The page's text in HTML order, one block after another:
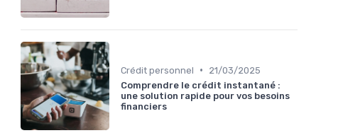
Crédit personnel •
21/03/2025
Comprendre le crédit instantané :
une solution rapide pour vos besoins
financiers